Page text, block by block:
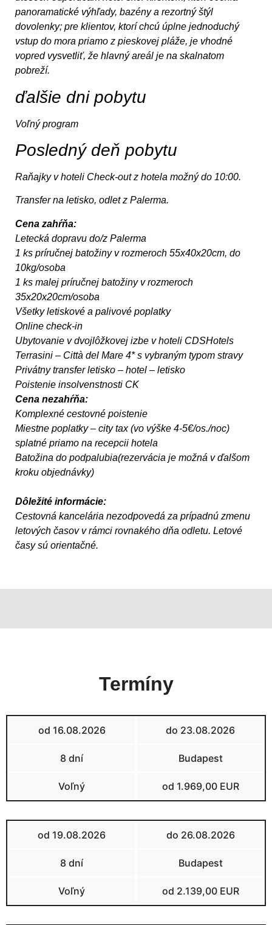
panoramatické výhľady, bazény a rezortný štýl
dovolenky; pre klientov, ktorí chcú úplne jednoduchý
vstup do mora priamo z pieskovej pláže, je vhodné
vopred vysvetliť, že hlavný areál je na skalnatom
pobreží.
ďalšie dni pobytu
Voľný program
Posledný deň pobytu
Raňajky v hoteli Check-out z hotela možný do 10:00.
Transfer na letisko, odlet z Palerma.
Cena zahŕňa:
Letecká dopravu do/z Palerma
1 ks príručnej batožiny v rozmeroch 55x40x20cm, do
10kg/osoba
1 ks malej príručnej batožiny v rozmeroch
35x20x20cm/osoba
Všetky letiskové a palivové poplatky
Online check-in
Ubytovanie v dvojlôžkovej izbe v hoteli CDSHotels
Terrasini – Città del Mare 4* s vybraným typom stravy
Privátny transfer letisko – hotel – letisko
Poistenie insolvenstnosti CK
Cena nezahŕňa:
Komplexné cestovné poistenie
Miestne poplatky – city tax (vo výške 4-5€/os./noc)
splatné priamo na recepcii hotela
Batožina do podpalubia(rezervácia je možná v ďalšom
kroku objednávky)
Dôležité informácie:
Cestovná kancelária nezodpovedá za prípadnú zmenu
letových časov v rámci rovnakého dňa odletu. Letové
časy sú orientačné.
Termíny
od 16.08.2026 do 23.08.2026
8 dní Budapest
Voľný od 1.969,00 EUR
od 19.08.2026 do 26.08.2026
8 dní Budapest
Voľný od 2.139,00 EUR